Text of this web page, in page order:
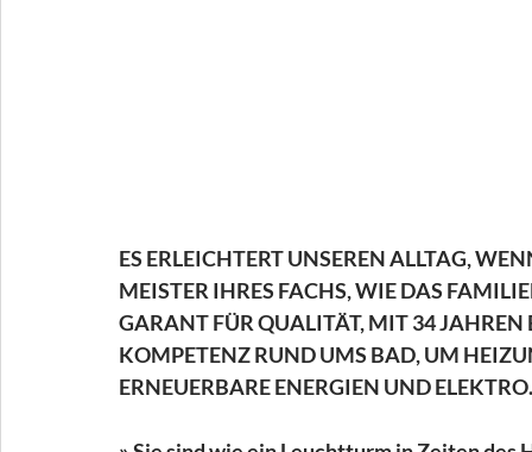
ES ERLEICHTERT UNSEREN ALLTAG,
MEISTER IHRES FACHS, WIE DAS
GARANT FÜR QUALITÄT, MIT 34 JAHREN
KOMPETENZ RUND UMS BAD, UM
ERNEUERBARE ENERGIEN UND ELEKTRO.